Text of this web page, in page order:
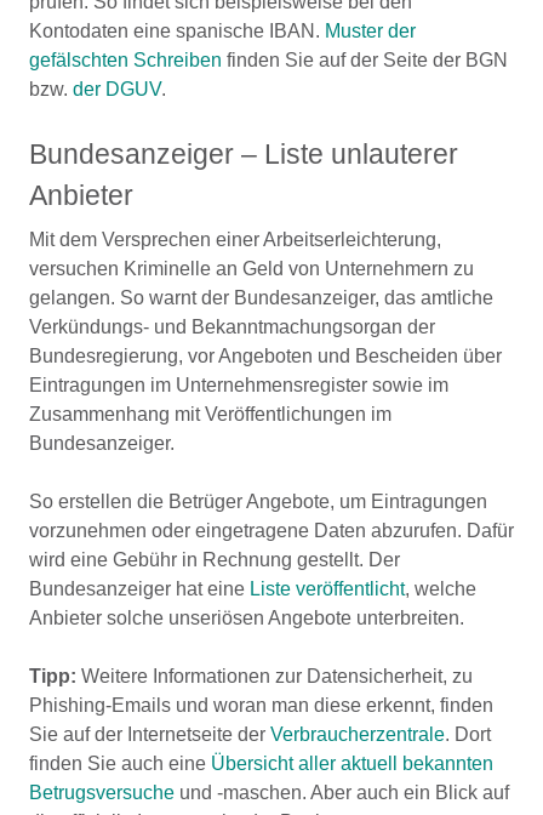
Kontodaten eine spanische IBAN. Muster der
gefälschten Schreiben finden Sie auf der Seite der BGN
bzw. der DGUV.
Bundesanzeiger – Liste unlauterer
Anbieter
Mit dem Versprechen einer Arbeitserleichterung,
versuchen Kriminelle an Geld von Unternehmern zu
gelangen. So warnt der Bundesanzeiger, das amtliche
Verkündungs- und Bekanntmachungsorgan der
Bundesregierung, vor Angeboten und Bescheiden über
Eintragungen im Unternehmensregister sowie im
Zusammenhang mit Veröffentlichungen im
Bundesanzeiger.
So erstellen die Betrüger Angebote, um Eintragungen
vorzunehmen oder eingetragene Daten abzurufen. Dafür
wird eine Gebühr in Rechnung gestellt. Der
Bundesanzeiger hat eine Liste veröffentlicht, welche
Anbieter solche unseriösen Angebote unterbreiten.
Tipp: Weitere Informationen zur Datensicherheit, zu
Phishing-Emails und woran man diese erkennt, finden
Sie auf der Internetseite der Verbraucherzentrale. Dort
finden Sie auch eine Übersicht aller aktuell bekannten
Betrugsversuche und -maschen. Aber auch ein Blick auf